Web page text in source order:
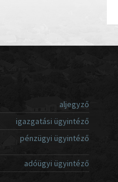
aljegyző
igazgatási ügyintéző
pénzügyi ügyintéző
adóügyi ügyintéző